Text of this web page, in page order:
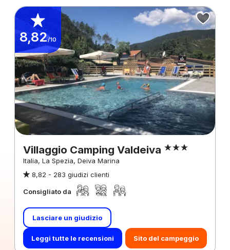
8,82/10
Villaggio Camping Valdeiva
Italia, La Spezia, Deiva Marina
8,82 - 283 giudizi clienti
Consigliato da
Lasciare un giudizio
Leggi tutte le recensioni Sito del campeggio